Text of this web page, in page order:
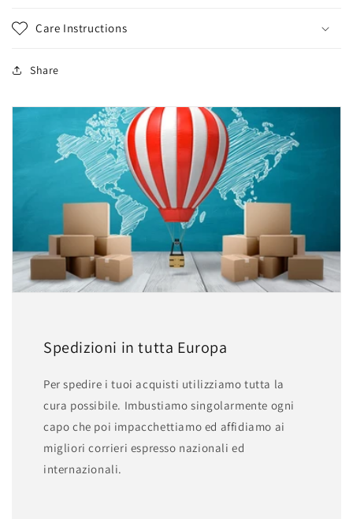
Care Instructions
Share
Spedizioni in tutta Europa
Per spedire i tuoi acquisti utilizziamo tutta la
cura possibile. Imbustiamo singolarmente ogni
capo che poi impacchettiamo ed affidiamo ai
migliori corrieri espresso nazionali ed
internazionali.